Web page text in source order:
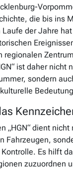
die bis ins
der Jahre
regionalen
ist daher nicht
sondern
„HGN“ dient nicht
Fahrzeugen,
Es hilft
zuzuordnen